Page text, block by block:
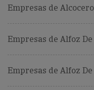
Empresas de
Empresas de Alfoz
Empresas de Alfoz De